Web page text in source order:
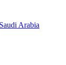
Saudi Arabia